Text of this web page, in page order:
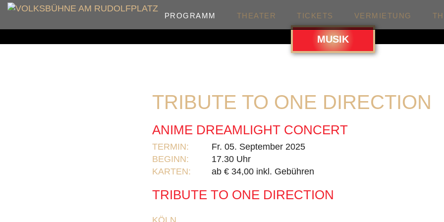
PROGRAMM THEATER TICKETS VERMIETUNG
MUSIK
TRIBUTE TO ONE DIRECTION
ANIME DREAMLIGHT CONCERT
TERMIN:
Fr. 05. September 2025
BEGINN:
17.30 Uhr
KARTEN:
ab € 34,00 inkl. Gebühren
TRIBUTE TO ONE DIRECTION
KÖLN